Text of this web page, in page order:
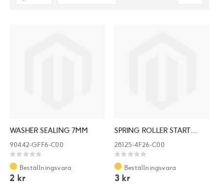
WASHER SEALING 7MM
90442-GFF6-C00
Rating:
0%
Beställningsvara
2 kr
SPRING ROLLER STARTER CLUTCH
28125-4F26-C00
Rating:
0%
Beställningsvara
3 kr